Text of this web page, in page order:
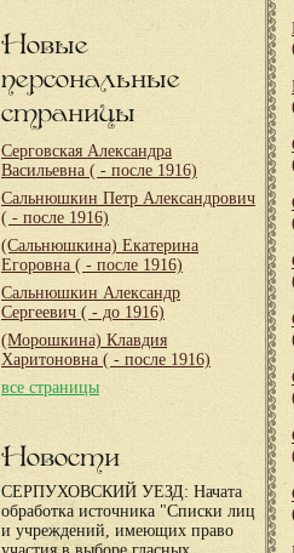
Новые
персональные
страницы
Серговская Александра
Васильевна ( - после 1916)
Сальнюшкин Петр Александрович
( - после 1916)
(Сальнюшкина) Екатерина
Егоровна ( - после 1916)
Сальнюшкин Александр
Сергеевич ( - до 1916)
(Морошкина) Клавдия
Харитоновна ( - после 1916)
все страницы
Новости
СЕРПУХОВСКИЙ УЕЗД: Начата
обработка источника "Списки лиц
и учреждений, имеющих право